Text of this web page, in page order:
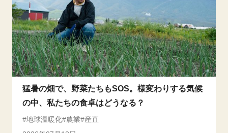
猛暑の畑で、野菜たちもSOS。様変わりする気候
の中、私たちの食卓はどうなる？
地球温暖化 農業
産直